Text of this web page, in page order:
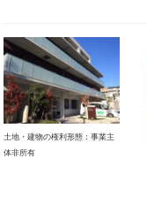
土地・建物の権利形態：事業主
体非所有